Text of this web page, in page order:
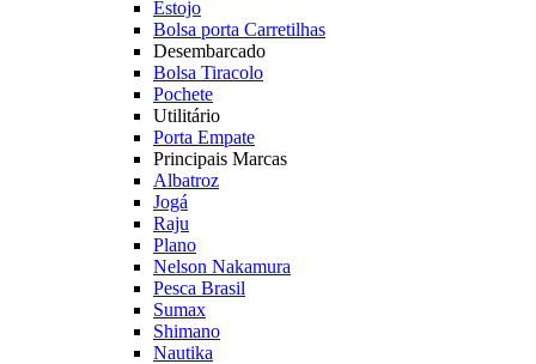
Estojo
Bolsa porta Carretilhas
Desembarcado
Bolsa Tiracolo
Pochete
Utilitário
Porta Empate
Principais Marcas
Albatroz
Jogá
Raju
Plano
Nelson Nakamura
Pesca Brasil
Sumax
Shimano
Nautika